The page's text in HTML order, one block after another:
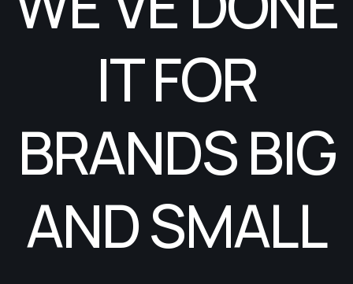
IT FOR
BRANDS BIG
AND SMALL